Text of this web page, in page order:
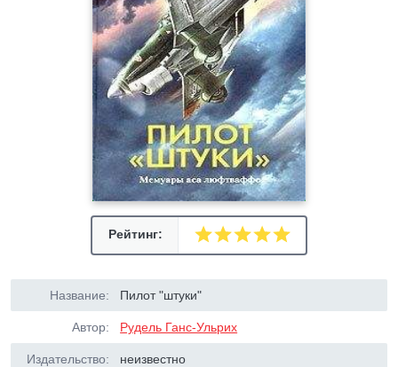
Рейтинг:
Название: Пилот "штуки"
Автор: Рудель Ганс-Ульрих
Издательство: неизвестно